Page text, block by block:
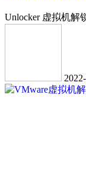
Unlocker 虚拟机解